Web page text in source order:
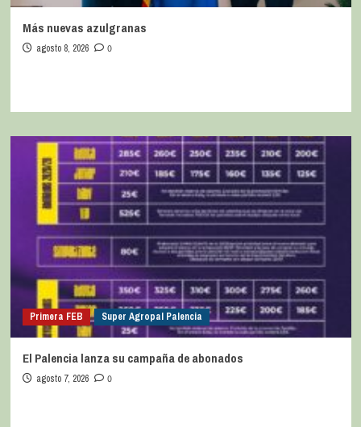
Más nuevas azulgranas
agosto 8, 2026 0
Primera FEB Super Agropal Palencia
El Palencia lanza su campaña de abonados
agosto 7, 2026 0